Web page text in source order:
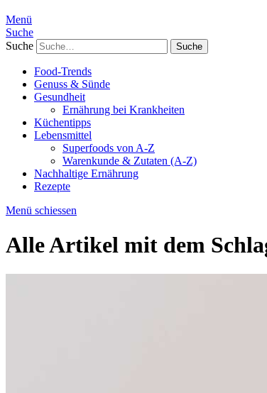
Menü
Suche
Suche
Food-Trends
Genuss & Sünde
Gesundheit
Ernährung bei Krankheiten
Küchentipps
Lebensmittel
Superfoods von A-Z
Warenkunde & Zutaten (A-Z)
Nachhaltige Ernährung
Rezepte
Menü schiessen
Alle Artikel mit dem